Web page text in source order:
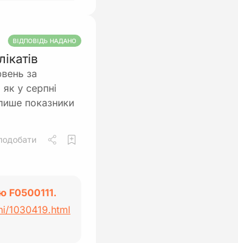
ВІДПОВІДЬ НАДАНО
за
у серпні
показники
F0500111.
1030419.html